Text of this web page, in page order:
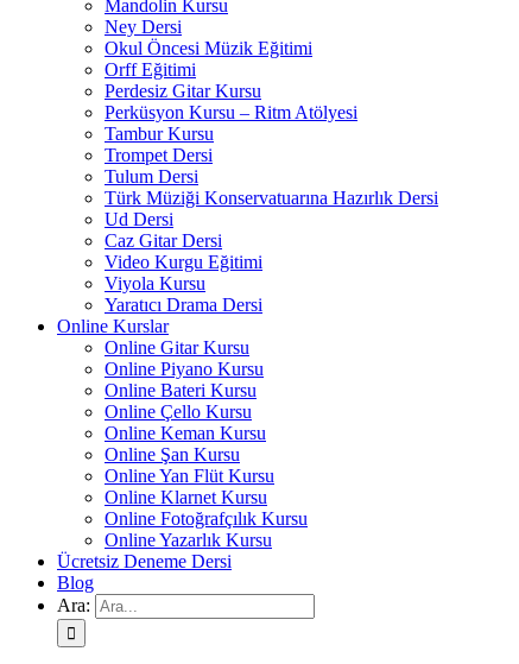
Mandolin Kursu
Ney Dersi
Okul Öncesi Müzik Eğitimi
Orff Eğitimi
Perdesiz Gitar Kursu
Perküsyon Kursu – Ritm Atölyesi
Tambur Kursu
Trompet Dersi
Tulum Dersi
Türk Müziği Konservatuarına Hazırlık Dersi
Ud Dersi
Caz Gitar Dersi
Video Kurgu Eğitimi
Viyola Kursu
Yaratıcı Drama Dersi
Online Kurslar
Online Gitar Kursu
Online Piyano Kursu
Online Bateri Kursu
Online Çello Kursu
Online Keman Kursu
Online Şan Kursu
Online Yan Flüt Kursu
Online Klarnet Kursu
Online Fotoğrafçılık Kursu
Online Yazarlık Kursu
Ücretsiz Deneme Dersi
Blog
Ara: